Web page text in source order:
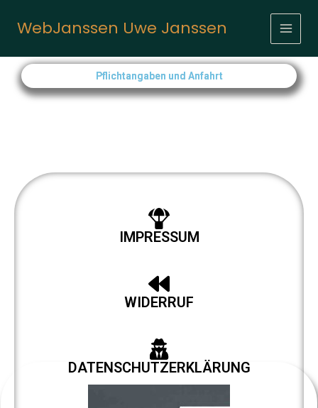
InhaltWebJanssen Uwe Janssen
Pflichtangaben und Anfahrt
IMPRESSUM
WIDERRUF
DATENSCHUTZERKLÄRUNG